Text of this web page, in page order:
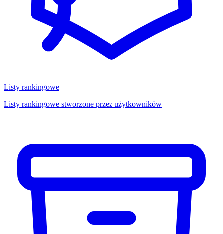
Listy rankingowe
Listy rankingowe stworzone przez użytkowników